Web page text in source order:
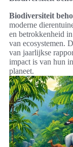
Biodiversiteit
moderne
en betrokkenheid
van ecosystemen.
van jaarlijkse
impact is van hun
planeet.